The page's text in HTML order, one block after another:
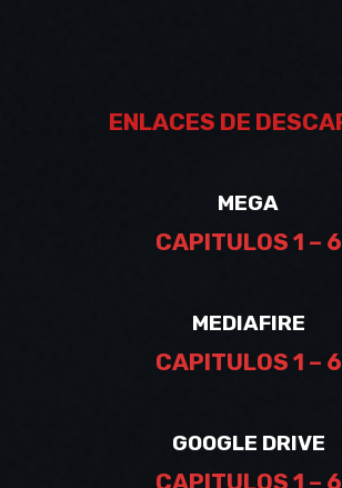
ENLACES DE
MEGA
CAPITULOS 1 – 6
MEDIAFIRE
CAPITULOS 1 – 6
GOOGLE DRIVE
CAPITULOS 1 – 6